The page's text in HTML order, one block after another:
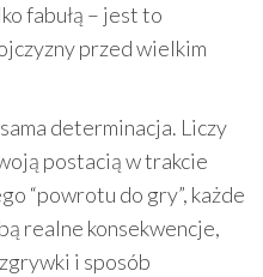
fabułą – jest to
przed wielkim
determinacja. Liczy
postacią w trakcie
“powrotu do gry”, każde
realne konsekwencje,
i sposób